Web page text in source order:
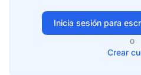
Inicia sesión para
o
Crear